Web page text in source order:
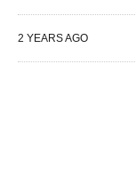
2 YEARS AGO